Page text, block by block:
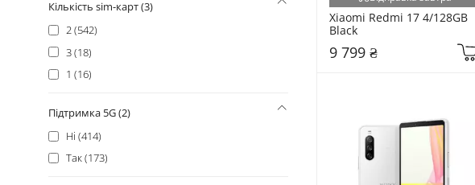
MediaTek Helio G200-Ultra (8)
MediaTek Helio G81 Ultimate (8)
Google Tensor G3 (7)
Кількість sim-карт (3)
2 (542)
3 (18)
1 (16)
Підтримка 5G (2)
Ні (414)
Так (173)
Xiaomi Redmi 17 4/128GB
Black
9 799 ₴